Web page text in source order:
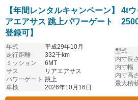
【年間レンタルキャンペーン】 4t
アエアサス 跳上パワーゲート
登録可】
年式
平成29年10月
走行距離
332千km
ミッション
6MT
サス
リアエアサス
パワーゲート 跳上
車検
2026年10月16日
型式
内寸長さ
内寸幅
内寸高さ
最大積